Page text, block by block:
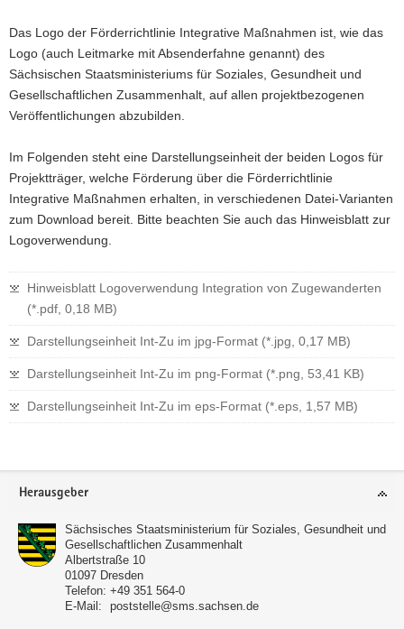
Das Logo der Förderrichtlinie Integrative Maßnahmen ist, wie das
Logo (auch Leitmarke mit Absenderfahne genannt) des
Sächsischen Staatsministeriums für Soziales, Gesundheit und
Gesellschaftlichen Zusammenhalt, auf allen projektbezogenen
Veröffentlichungen abzubilden.
Im Folgenden steht eine Darstellungseinheit der beiden Logos für
Projektträger, welche Förderung über die Förderrichtlinie
Integrative Maßnahmen erhalten, in verschiedenen Datei-Varianten
zum Download bereit. Bitte beachten Sie auch das Hinweisblatt zur
Logoverwendung.
Hinweisblatt Logoverwendung Integration von Zugewanderten
(*.pdf, 0,18 MB)
Darstellungseinheit Int-Zu im jpg-Format (*.jpg, 0,17 MB)
Darstellungseinheit Int-Zu im png-Format (*.png, 53,41 KB)
Darstellungseinheit Int-Zu im eps-Format (*.eps, 1,57 MB)
Footer-
Herausgeber
Sächsisches Staatsministerium für Soziales, Gesundheit und
Gesellschaftlichen Zusammenhalt
Albertstraße 10
01097 Dresden
Telefon: +49 351 564-0
E-Mail:
poststelle@sms.sachsen.de